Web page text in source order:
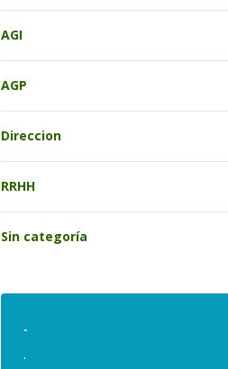
AGI
AGP
Direccion
RRHH
Sin categoría
.
.